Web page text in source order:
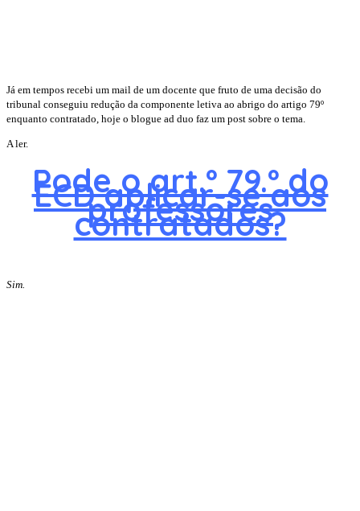
Já em tempos recebi um mail de um docente que fruto de uma decisão do
tribunal conseguiu redução da componente letiva ao abrigo do artigo 79º
enquanto contratado, hoje o blogue ad duo faz um post sobre o tema.
A ler.
Pode o art.º 79.º do
ECD aplicar-se aos
professores
contratados?
Sim.